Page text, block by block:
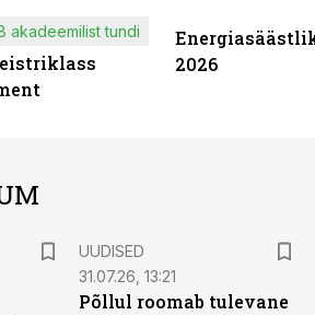
akadeemilist tundi
2026
UUDISED
31.07.26, 13:21
Põllul roomab tulevane